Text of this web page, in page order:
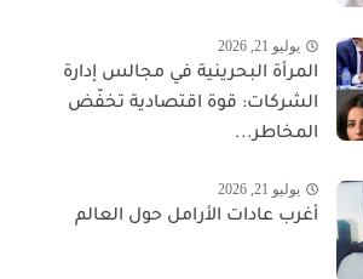
يوليو 21, 2026
المرأة البحرينية في مجالس إدارة
الشركات: قوة اقتصادية تخفّض
المخاطر...
يوليو 21, 2026
أغرب عادات الأرامل حول العالم